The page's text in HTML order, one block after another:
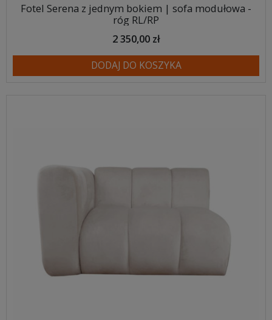
Fotel Serena z jednym bokiem | sofa modułowa -
róg RL/RP
2 350,00 zł
DODAJ DO KOSZYKA